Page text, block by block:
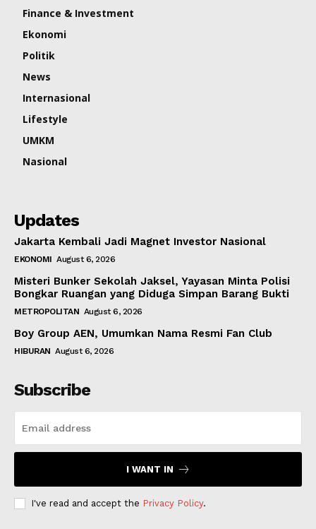
Finance & Investment
Ekonomi
Politik
News
Internasional
Lifestyle
UMKM
Nasional
Updates
Jakarta Kembali Jadi Magnet Investor Nasional
EKONOMI August 6, 2026
Misteri Bunker Sekolah Jaksel, Yayasan Minta Polisi
Bongkar Ruangan yang Diduga Simpan Barang Bukti
METROPOLITAN August 6, 2026
Boy Group AEN, Umumkan Nama Resmi Fan Club
HIBURAN August 6, 2026
Subscribe
I WANT IN
I've read and accept the Privacy Policy.